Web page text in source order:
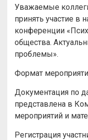
Уважаемые
принять участие в
конференции
общества.
проблемы».
Формат
Документация по
представлена в
мероприятий и
Регистрация